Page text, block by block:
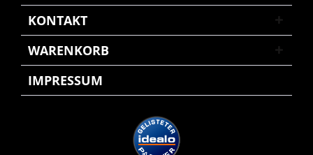
KONTAKT
WARENKORB
IMPRESSUM